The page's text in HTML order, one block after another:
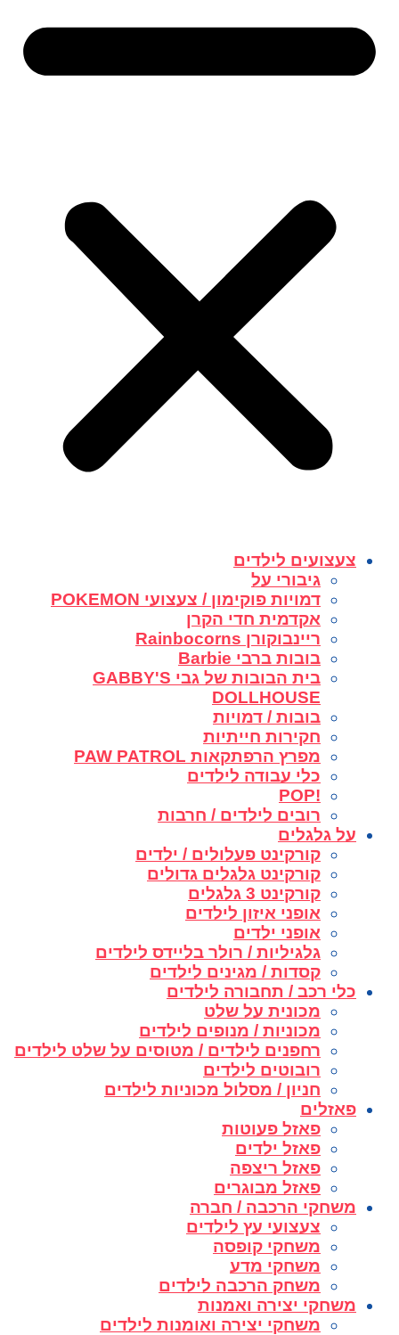
צעצועים לילדים
גיבורי על
דמויות פוקימון / צעצועי POKEMON
אקדמית חדי הקרן
ריינבוקורן Rainbocorns
בובות ברבי Barbie
בית הבובות של גבי GABBY'S
DOLLHOUSE
בובות / דמויות
חקירות חייתיות
מפרץ הרפתקאות PAW PATROL
כלי עבודה לילדים
!POP
רובים לילדים / חרבות
על גלגלים
קורקינט פעלולים / ילדים
קורקינט גלגלים גדולים
קורקינט 3 גלגלים
אופני איזון לילדים
אופני ילדים
גלגיליות / רולר בליידס לילדים
קסדות / מגינים לילדים
כלי רכב / תחבורה לילדים
מכונית על שלט
מכוניות / מנופים לילדים
רחפנים לילדים / מטוסים על שלט לילדים
רובוטים לילדים
חניון / מסלול מכוניות לילדים
פאזלים
פאזל פעוטות
פאזל ילדים
פאזל ריצפה
פאזל מבוגרים
משחקי הרכבה / חברה
צעצועי עץ לילדים
משחקי קופסה
משחקי מדע
משחק הרכבה לילדים
משחקי יצירה ואמנות
משחקי יצירה ואומנות לילדים